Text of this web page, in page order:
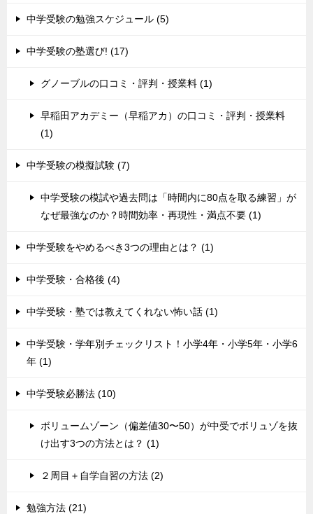
中学受験の勉強スケジュール (5)
中学受験の塾選び! (17)
グノーブルの口コミ・評判・授業料 (1)
早稲田アカデミー（早稲アカ）の口コミ・評判・授業料
(1)
中学受験の模擬試験 (7)
中学受験の模試や過去問は「時間内に80点を取る練習」が
なぜ最強なのか？時間効率・再現性・満点不要 (1)
中学受験をやめるべき3つの理由とは？ (1)
中学受験・合格後 (4)
中学受験・塾では教えてくれない怖い話 (1)
中学受験・学年別チェックリスト！小学4年・小学5年・小学6
年 (1)
中学受験必勝法 (10)
ボリュームゾーン（偏差値30〜50）が中受でボリュゾを抜
け出す3つの方法とは？ (1)
２周目＋自学自習の方法 (2)
勉強方法 (21)